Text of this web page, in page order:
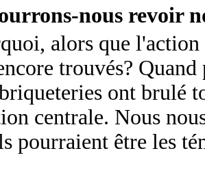
nous revoir
alors que l'action
trouvés?
ont brulé
centrale. Nous
pourraient être les